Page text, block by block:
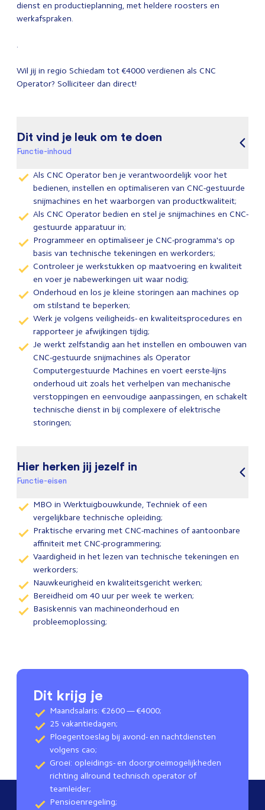
dienst en productieplanning, met heldere roosters en
werkafspraken.
.
Wil jij in regio Schiedam tot €4000 verdienen als CNC
Operator? Solliciteer dan direct!
Dit vind je leuk om te doen
Functie-inhoud
Als CNC Operator ben je verantwoordelijk voor het
bedienen, instellen en optimaliseren van CNC-gestuurde
snijmachines en het waarborgen van productkwaliteit;
Als CNC Operator bedien en stel je snijmachines en CNC-
gestuurde apparatuur in;
Programmeer en optimaliseer je CNC-programma's op
basis van technische tekeningen en werkorders;
Controleer je werkstukken op maatvoering en kwaliteit
en voer je nabewerkingen uit waar nodig;
Onderhoud en los je kleine storingen aan machines op
om stilstand te beperken;
Werk je volgens veiligheids- en kwaliteitsprocedures en
rapporteer je afwijkingen tijdig;
Je werkt zelfstandig aan het instellen en ombouwen van
CNC-gestuurde snijmachines als Operator
Computergestuurde Machines en voert eerste-lijns
onderhoud uit zoals het verhelpen van mechanische
verstoppingen en eenvoudige aanpassingen, en schakelt
technische dienst in bij complexere of elektrische
storingen;
Hier herken jij jezelf in
Functie-eisen
MBO in Werktuigbouwkunde, Techniek of een
vergelijkbare technische opleiding;
Praktische ervaring met CNC-machines of aantoonbare
affiniteit met CNC-programmering;
Vaardigheid in het lezen van technische tekeningen en
werkorders;
Nauwkeurigheid en kwaliteitsgericht werken;
Bereidheid om 40 uur per week te werken;
Basiskennis van machineonderhoud en
probleemoplossing;
Dit krijg je
Maandsalaris: €2600 — €4000;
25 vakantiedagen;
Ploegentoeslag bij avond- en nachtdiensten
volgens cao;
Groei: opleidings- en doorgroeimogelijkheden
richting allround technisch operator of
teamleider;
Pensioenregeling;